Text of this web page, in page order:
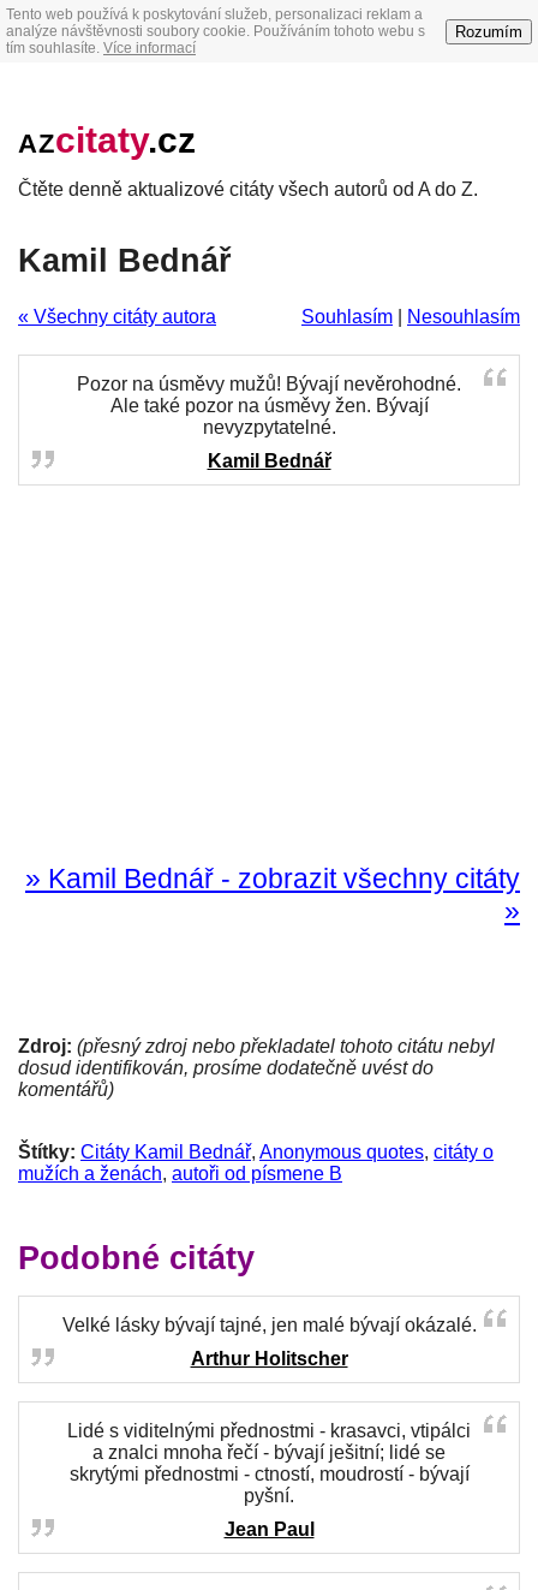
Tento web používá k poskytování služeb, personalizaci reklam a
analýze návštěvnosti soubory cookie. Používáním tohoto webu s
tím souhlasíte. Více informací
Rozumím
AZcitaty.cz
Čtěte denně aktualizové citáty všech autorů od A do Z.
Kamil Bednář
« Všechny citáty autora Souhlasím Nesouhlasím
Pozor na úsměvy mužů! Bývají nevěrohodné.
Ale také pozor na úsměvy žen. Bývají
nevyzpytatelné.
Kamil Bednář
» Kamil Bednář - zobrazit všechny citáty
»
Zdroj: (přesný zdroj nebo překladatel tohoto citátu nebyl
dosud identifikován, prosíme dodatečně uvést do
komentářů)
Štítky: Citáty Kamil Bednář, Anonymous quotes, citáty o
mužích a ženách, autoři od písmene B
Podobné citáty
Velké lásky bývají tajné, jen malé bývají okázalé.
Arthur Holitscher
Lidé s viditelnými přednostmi - krasavci, vtipálci
a znalci mnoha řečí - bývají ješitní; lidé se
skrytými přednostmi - ctností, moudrostí - bývají
pyšní.
Jean Paul